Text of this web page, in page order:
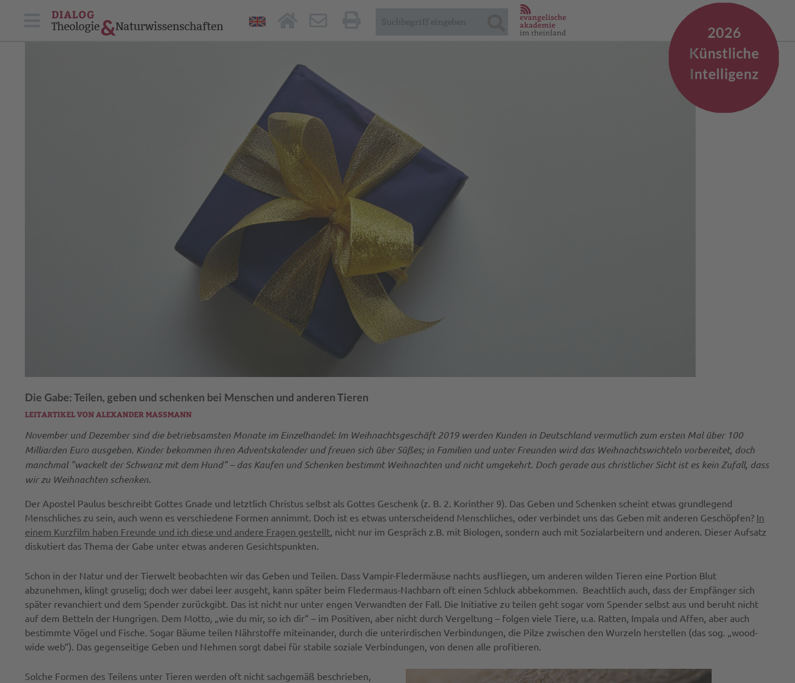
Die Gabe: Teilen, geben und schenken bei Menschen und anderen Tieren
LEITARTIKEL VON ALEXANDER MASSMANN
November und Dezember sind die betriebsamsten Monate im Einzelhandel: Im Weihnachtsgeschäft 2019 werden Kunden in Deutschland vermutlich zum ersten Mal über 100
Milliarden Euro ausgeben. Kinder bekommen ihren Adventskalender und freuen sich über Süßes; in Familien und unter Freunden wird das Weihnachtswichteln vorbereitet, doch
manchmal "wackelt der Schwanz mit dem Hund" – das Kaufen und Schenken bestimmt Weihnachten und nicht umgekehrt. Doch gerade aus christlicher Sicht ist es kein Zufall, dass
wir zu Weihnachten schenken.
Der Apostel Paulus beschreibt Gottes Gnade und letztlich Christus selbst als Gottes Geschenk (z. B. 2. Korinther 9). Das Geben und Schenken scheint etwas grundlegend
Menschliches zu sein, auch wenn es verschiedene Formen annimmt. Doch ist es etwas unterscheidend Menschliches, oder verbindet uns das Geben mit anderen Geschöpfen? In
einem Kurzfilm haben Freunde und ich diese und andere Fragen gestellt , nicht nur im Gespräch z.B. mit Biologen, sondern auch mit Sozialarbeitern und anderen. Dieser Aufsatz
diskutiert das Thema der Gabe unter etwas anderen Gesichtspunkten.
Schon in der Natur und der Tierwelt beobachten wir das Geben und Teilen. Dass Vampir-Fledermäuse nachts ausfliegen, um anderen wilden Tieren eine Portion Blut
abzunehmen, klingt gruselig; doch wer dabei leer ausgeht, kann später beim Fledermaus-Nachbarn oft einen Schluck abbekommen. Beachtlich auch, dass der Empfänger sich
später revanchiert und dem Spender zurückgibt. Das ist nicht nur unter engen Verwandten der Fall. Die Initiative zu teilen geht sogar vom Spender selbst aus und beruht nicht
auf dem Betteln der Hungrigen. Dem Motto, „wie du mir, so ich dir“ – im Positiven, aber nicht durch Vergeltung – folgen viele Tiere, u.a. Ratten, Impala und Affen, aber auch
bestimmte Vögel und Fische. Sogar Bäume teilen Nährstoffe miteinander, durch die unterirdischen Verbindungen, die Pilze zwischen den Wurzeln herstellen (das sog. „wood-
wide web“). Das gegenseitige Geben und Nehmen sorgt dabei für stabile soziale Verbindungen, von denen alle profitieren.
Solche Formen des Teilens unter Tieren werden oft nicht sachgemäß beschrieben,